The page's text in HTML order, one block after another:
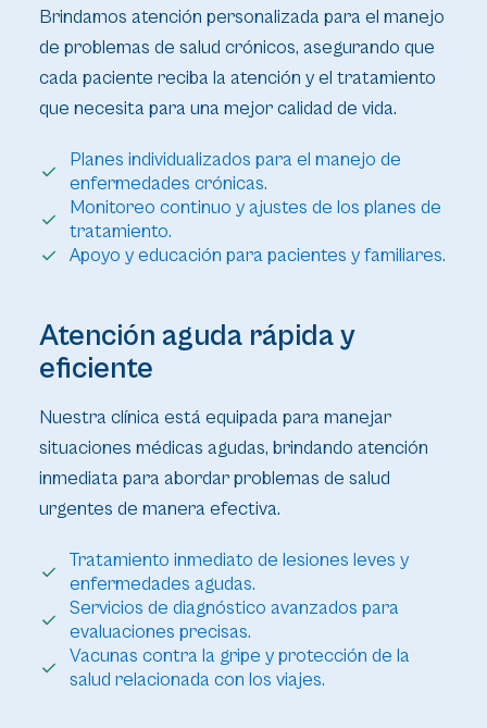
Brindamos atención personalizada para el manejo
de problemas de salud crónicos, asegurando que
cada paciente reciba la atención y el tratamiento
que necesita para una mejor calidad de vida.
Planes individualizados para el manejo de
enfermedades crónicas.
Monitoreo continuo y ajustes de los planes de
tratamiento.
Apoyo y educación para pacientes y familiares.
Atención aguda rápida y
eficiente
Nuestra clínica está equipada para manejar
situaciones médicas agudas, brindando atención
inmediata para abordar problemas de salud
urgentes de manera efectiva.
Tratamiento inmediato de lesiones leves y
enfermedades agudas.
Servicios de diagnóstico avanzados para
evaluaciones precisas.
Vacunas contra la gripe y protección de la
salud relacionada con los viajes.